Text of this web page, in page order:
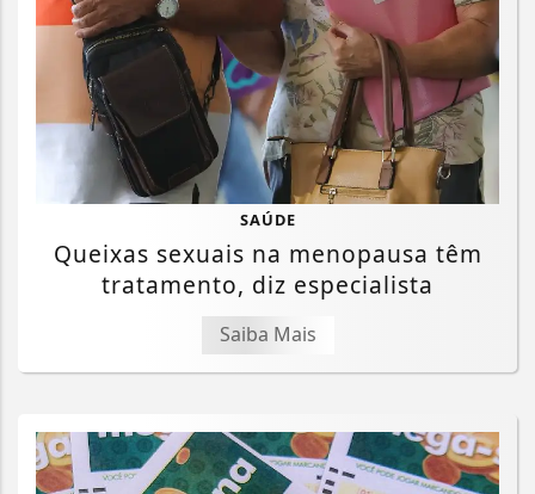
SAÚDE
Queixas sexuais na menopausa têm
tratamento, diz especialista
Saiba Mais